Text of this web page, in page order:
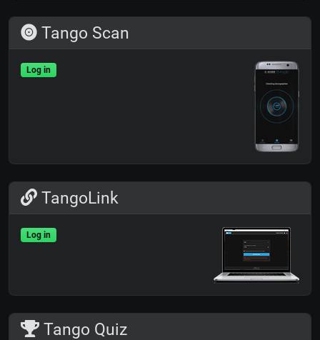
Tango Scan
Log in
TangoLink
Log in
Tango Quiz